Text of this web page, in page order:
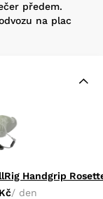
předem.
na plac
/ den